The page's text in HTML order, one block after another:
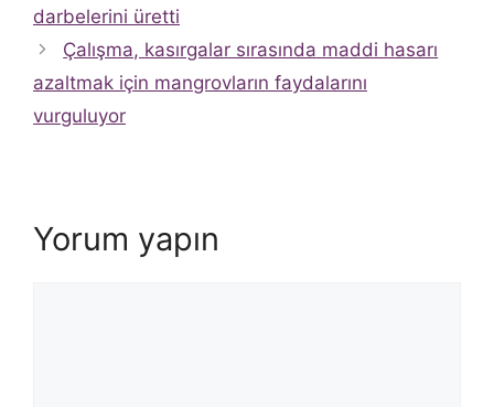
darbelerini üretti
Çalışma, kasırgalar sırasında maddi hasarı
azaltmak için mangrovların faydalarını
vurguluyor
Yorum yapın